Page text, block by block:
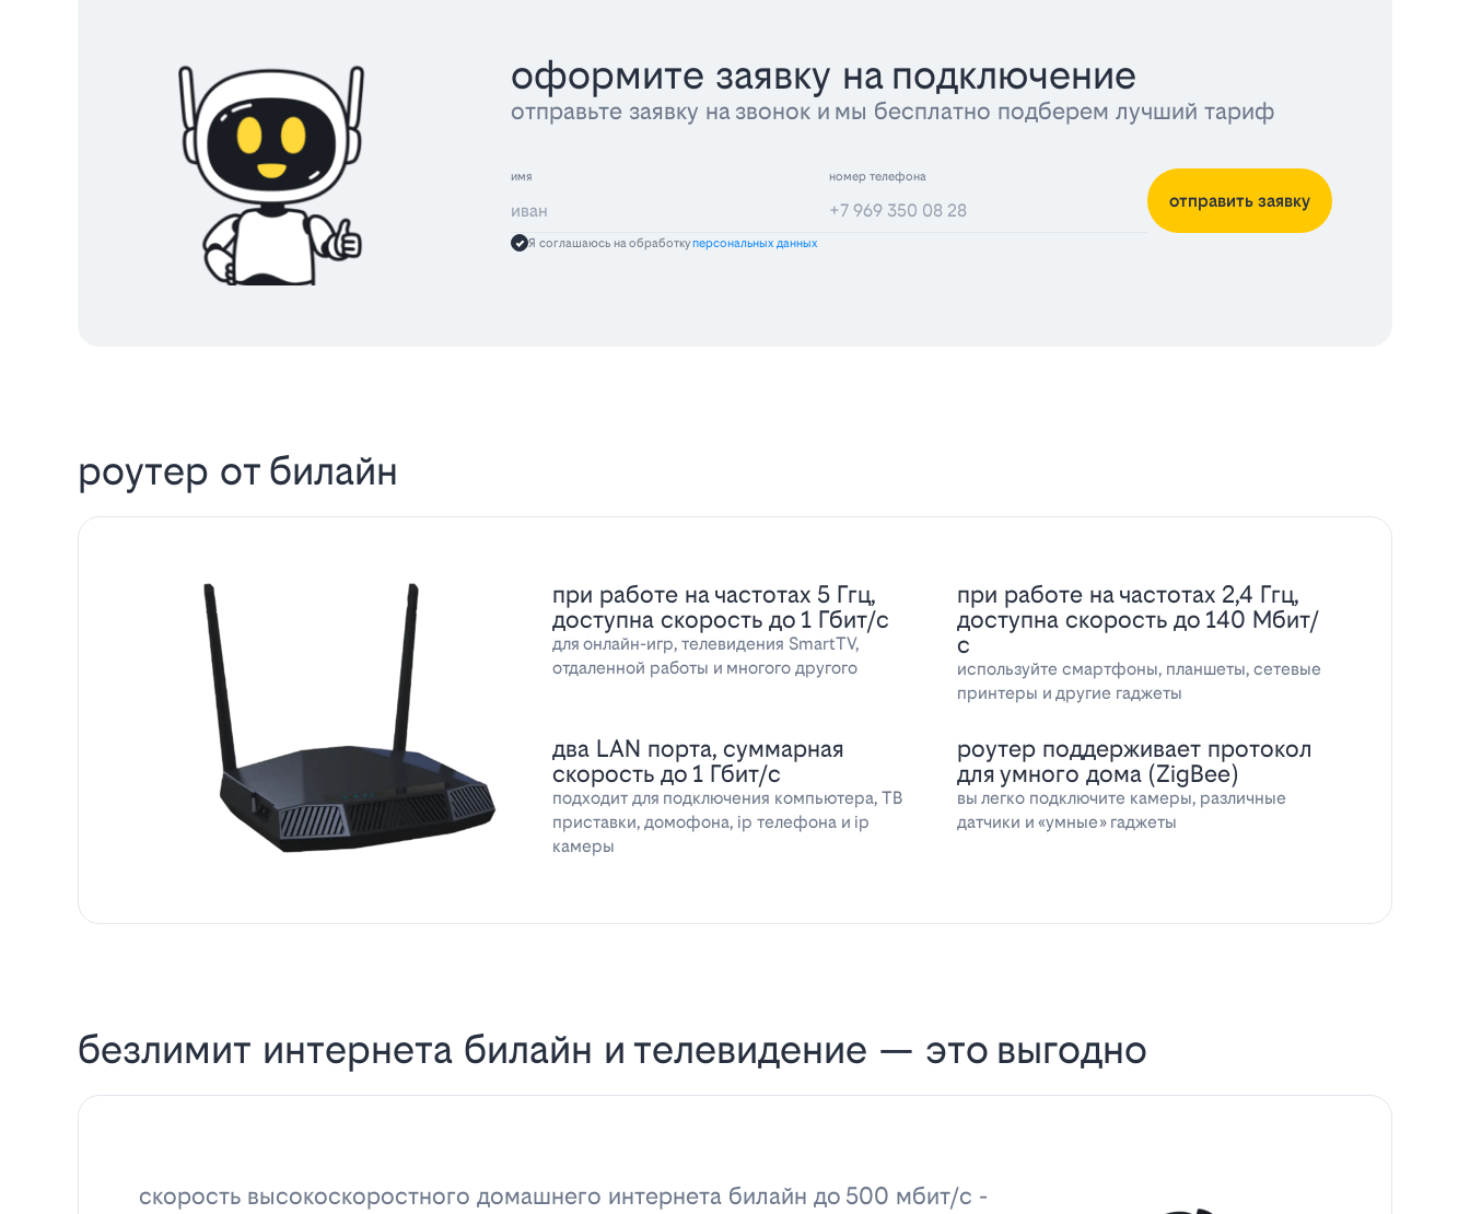
оформите заявку на подключение
отправьте заявку на звонок и мы бесплатно подберем лучший тариф
имя номер телефона
отправить заявку
Я соглашаюсь на обработкуперсональных данных
роутер от билайн
при работе на частотах 5 Ггц,
доступна скорость до 1 Гбит/с
для онлайн-игр, телевидения SmartTV,
отдаленной работы и многого другого
при работе на частотах 2,4 Ггц,
доступна скорость до 140 Мбит/
с
используйте смартфоны, планшеты, сетевые
принтеры и другие гаджеты
два LAN порта, суммарная
скорость до 1 Гбит/с
подходит для подключения компьютера, ТВ
приставки, домофона, ip телефона и ip
камеры
роутер поддерживает протокол
для умного дома (ZigBee)
вы легко подключите камеры, различные
датчики и «умные» гаджеты
безлимит интернета билайн и телевидение — это выгодно
скорость высокоскоростного домашнего интернета билайн до 500 мбит/с -